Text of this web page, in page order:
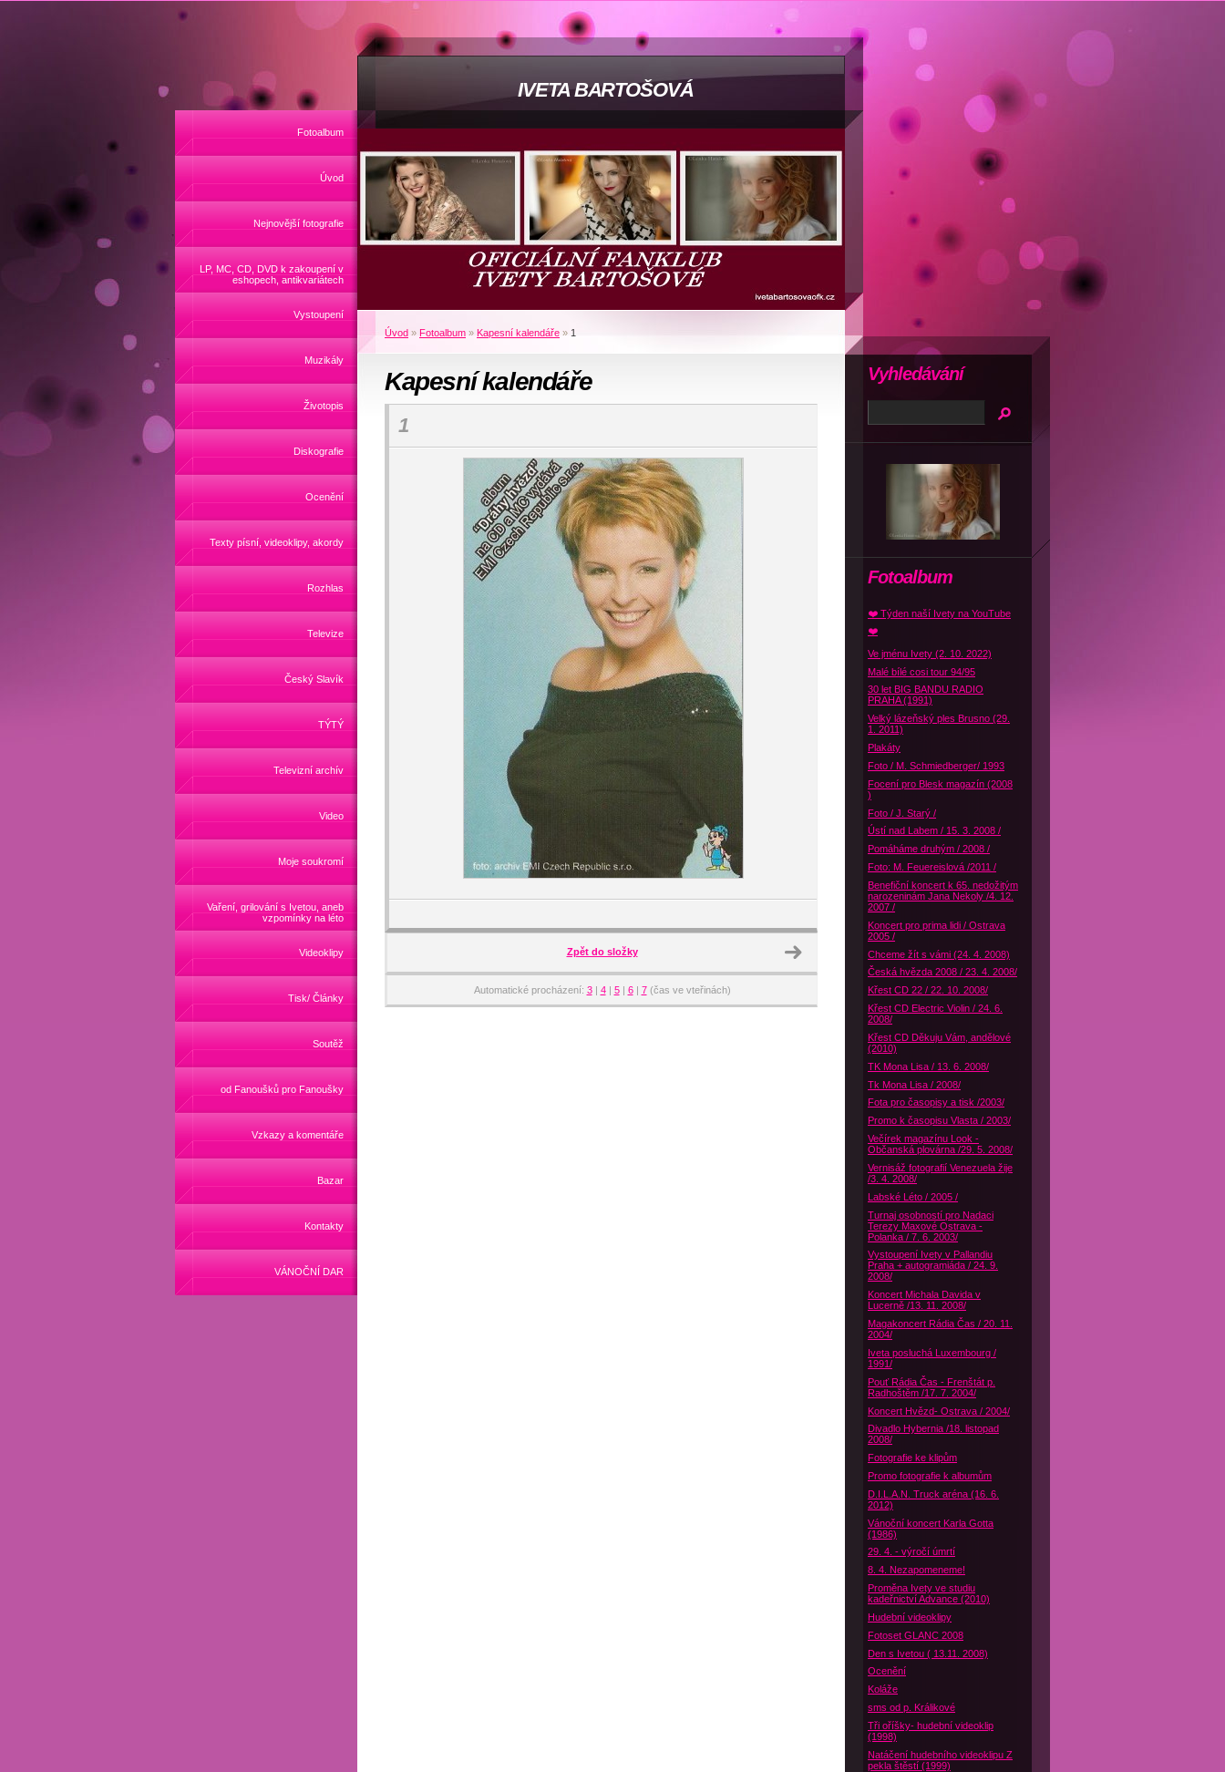
IVETA BARTOŠOVÁ
Fotoalbum
Úvod
Nejnovější fotografie
LP, MC, CD, DVD k zakoupení v
eshopech, antikvariátech
Vystoupení
Muzikály
Životopis
Diskografie
Ocenění
Texty písní, videoklipy, akordy
Rozhlas
Televize
Český Slavík
TÝTÝ
Televizní archív
Video
Moje soukromí
Vaření, grilování s Ivetou, aneb
vzpomínky na léto
Videoklipy
Tisk/ Články
Soutěž
od Fanoušků pro Fanoušky
Vzkazy a komentáře
Bazar
Kontakty
VÁNOČNÍ DAR
Úvod » Fotoalbum » Kapesní kalendáře » 1
Kapesní kalendáře
1
Zpět do složky
Automatické procházení: 3| 4| 5| 6| 7(čas ve vteřinách)
Fotoalbum
❤️ Týden naší Ivety na YouTube
❤️
Ve jménu Ivety (2. 10. 2022)
Malé bílé cosi tour 94/95
30 let BIG BANDU RADIO
PRAHA (1991)
Velký lázeňský ples Brusno (29.
1. 2011)
Plakáty
Foto / M. Schmiedberger/ 1993
Focení pro Blesk magazín (2008
)
Foto / J. Starý /
Ústí nad Labem / 15. 3. 2008 /
Pomáháme druhým / 2008 /
Foto: M. Feuereislová /2011 /
Benefiční koncert k 65. nedožitým
narozeninám Jana Nekoly /4. 12.
2007 /
Koncert pro prima lidi / Ostrava
2005 /
Chceme žít s vámi (24. 4. 2008)
Česká hvězda 2008 / 23. 4. 2008/
Křest CD 22 / 22. 10. 2008/
Křest CD Electric Violin / 24. 6.
2008/
Křest CD Děkuju Vám, andělové
(2010)
TK Mona Lisa / 13. 6. 2008/
Tk Mona Lisa / 2008/
Fota pro časopisy a tisk /2003/
Promo k časopisu Vlasta / 2003/
Večírek magazínu Look -
Občanská plovárna /29. 5. 2008/
Vernisáž fotografií Venezuela žije
/3. 4. 2008/
Labské Léto / 2005 /
Turnaj osobností pro Nadaci
Terezy Maxové Ostrava -
Polanka / 7. 6. 2003/
Vystoupení Ivety v Pallandiu
Praha + autogramiáda / 24. 9.
2008/
Koncert Michala Davida v
Lucerně /13. 11. 2008/
Magakoncert Rádia Čas / 20. 11.
2004/
Iveta posluchá Luxembourg /
1991/
Pouť Rádia Čas - Frenštát p.
Radhoštěm /17. 7. 2004/
Koncert Hvězd- Ostrava / 2004/
Divadlo Hybernia /18. listopad
2008/
Fotografie ke klipům
Promo fotografie k albumům
D.I.L.A.N. Truck aréna (16. 6.
2012)
Vánoční koncert Karla Gotta
(1986)
29. 4. - výročí úmrtí
8. 4. Nezapomeneme!
Proměna Ivety ve studiu
kadeřnictví Advance (2010)
Hudební videoklipy
Fotoset GLANC 2008
Den s Ivetou ( 13.11. 2008)
Ocenění
Koláže
sms od p. Králikové
Tři oříšky- hudební videoklip
(1998)
Natáčení hudebního videoklipu Z
pekla štěstí (1999)
Vyhledávání